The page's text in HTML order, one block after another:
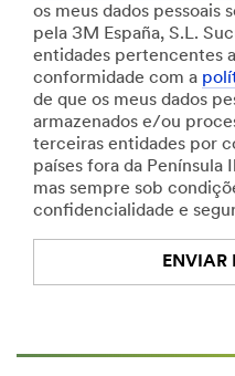
os meus dados pessoais
pela 3M España, S.L.
entidades pertencentes
conformidade com a
de que os meus dados
armazenados e/ou
terceiras entidades por
países fora da Península
mas sempre sob
confidencialidade e
ENVIAR